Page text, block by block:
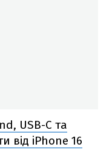
USB-С та
від iPhone 16